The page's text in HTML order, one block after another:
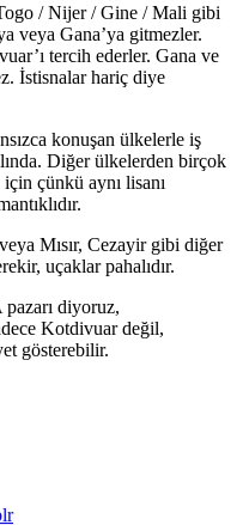
/ Nijer / Gine / Mali gibi
veya Gana’ya gitmezler.
tercih ederler. Gana ve
İstisnalar hariç diye
konuşan ülkelerle iş
Diğer ülkelerden birçok
çünkü aynı lisanı
Mısır, Cezayir gibi diğer
uçaklar pahalıdır.
diyoruz,
Kotdivuar değil,
gösterebilir.